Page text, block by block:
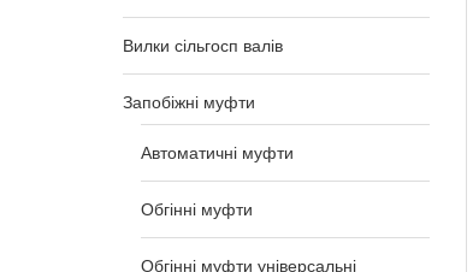
Вилки сільгосп валів
Запобіжні муфти
Автоматичні муфти
Обгінні муфти
Обгінні муфти універсальні